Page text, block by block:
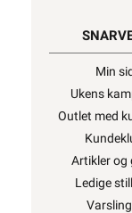
Min
Ukens
Outlet med
Artikler og
Ledige